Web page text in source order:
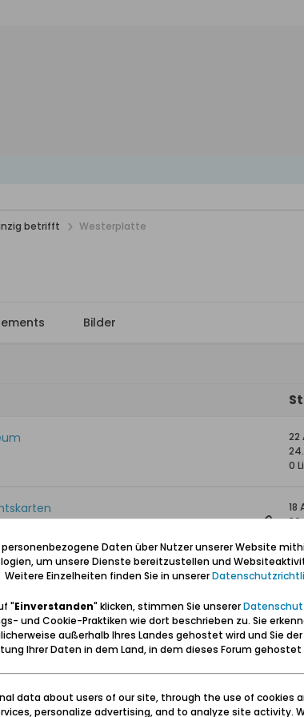
betrifft Westerplatte
Bilder
22
0
18
1
0
2
0
Daten über Nutzer unserer Website
um unsere Dienste bereitzustellen und
Weitere Einzelheiten finden Sie in unserer
"Einverstanden" klicken, stimmen Sie unserer
und Cookie-Praktiken wie dort beschrieben zu. Sie
außerhalb Ihres Landes gehostet wird und Sie
Ihrer Daten in dem Land, in dem dieses Forum
data about users of our site, through the use of cookies
personalize advertising, and to analyze site activity.